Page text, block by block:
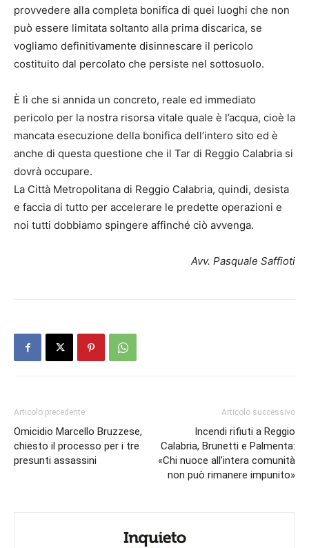
provvedere alla completa bonifica di quei luoghi che non
può essere limitata soltanto alla prima discarica, se
vogliamo definitivamente disinnescare il pericolo
costituito dal percolato che persiste nel sottosuolo.
È lì che si annida un concreto, reale ed immediato
pericolo per la nostra risorsa vitale quale è l’acqua, cioè la
mancata esecuzione della bonifica dell’intero sito ed è
anche di questa questione che il Tar di Reggio Calabria si
dovrà occupare.
La Città Metropolitana di Reggio Calabria, quindi, desista
e faccia di tutto per accelerare le predette operazioni e
noi tutti dobbiamo spingere affinché ciò avvenga.
Avv. Pasquale Saffioti
Articolo precedente
Omicidio Marcello Bruzzese,
chiesto il processo per i tre
presunti assassini
Articolo successivo
Incendi rifiuti a Reggio
Calabria, Brunetti e Palmenta:
«Chi nuoce all’intera comunità
non può rimanere impunito»